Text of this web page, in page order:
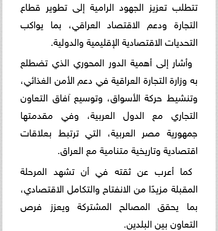
تتطلب تعزيز الجهود الرامية إلى تطوير قطاع
التجارة ودعم الاقتصاد العراقي، بما يواكب
التحديات الاقتصادية الإقليمية والدولية.
وأشار إلى أهمية الدور المحوري الذي تضطلع
به وزارة التجارة العراقية في دعم الأمن الغذائي،
وتنشيط حركة الأسواق، وتوسيع آفاق التعاون
التجاري مع الدول العربية، وفي مقدمتها
جمهورية مصر العربية، التي ترتبط بعلاقات
اقتصادية وتاريخية متنامية مع العراق.
كما أعرب عن ثقته في أن تشهد المرحلة
المقبلة مزيدًا من الانفتاح والتكامل الاقتصادي،
بما يحقق المصالح المشتركة ويعزز فرص
التعاون بين البلدين.